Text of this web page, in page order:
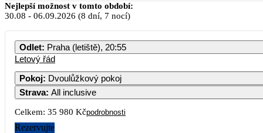
Nejlepší možnost v tomto období:
30.08 - 06.09.2026 (8 dní, 7 nocí)
Odlet: Praha (letiště), 20:55
Letový řád
Pokoj: Dvoulůžkový pokoj
Strava: All inclusive
Celkem: 35 980 Kčpodrobnosti
Rezervujte